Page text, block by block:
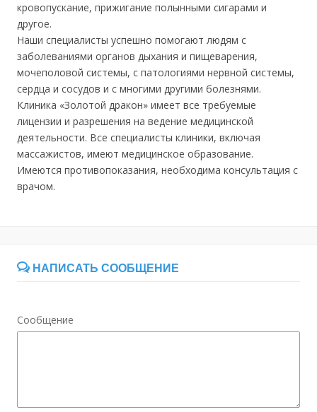
кровопускание, прижигание полынными сигарами и
другое.
Наши специалисты успешно помогают людям с
заболеваниями органов дыхания и пищеварения,
мочеполовой системы, с патологиями нервной системы,
сердца и сосудов и с многими другими болезнями.
Клиника «Золотой дракон» имеет все требуемые
лицензии и разрешения на ведение медицинской
деятельности. Все специалисты клиники, включая
массажистов, имеют медицинское образование.
Имеются противопоказания, необходима консультация с
врачом.
НАПИСАТЬ СООБЩЕНИЕ
Сообщение